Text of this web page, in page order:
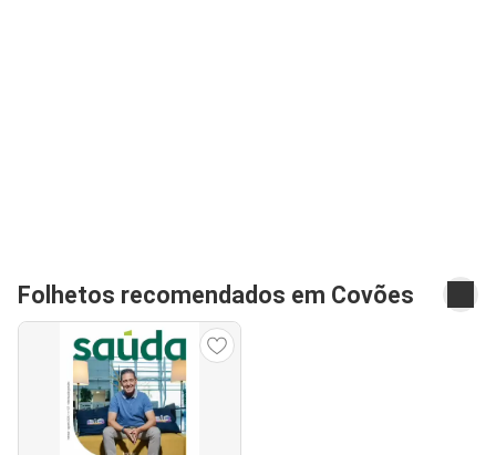
Folhetos recomendados em Covões